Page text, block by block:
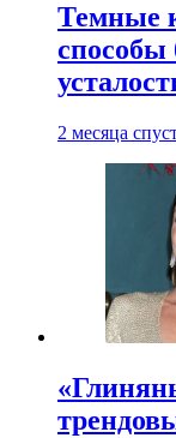
Темные
способы
2 месяца